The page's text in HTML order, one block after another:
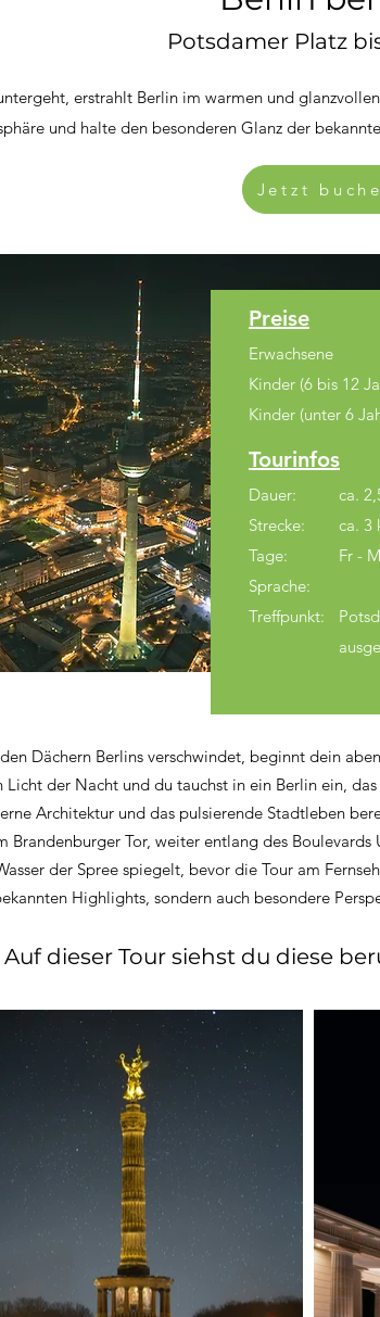
Potsdamer Platz
erstrahlt Berlin im warmen und
und halte den besonderen Glanz der
Jetzt
Preise
Erwachsene
Kinder (6 bis 12
Kinder (unter 6
Tourinfos
Dauer:
Strecke:
Tage:
Sprache:
Treffpunkt:
ca.
ca. 3
Fr -
Dächern Berlins verschwindet, beginnt dein
der Nacht und du tauchst in ein Berlin ein,
Architektur und das pulsierende Stadtleben
Brandenburger Tor, weiter entlang des
der Spree spiegelt, bevor die Tour am
Highlights, sondern auch besondere
Auf dieser Tour siehst du diese